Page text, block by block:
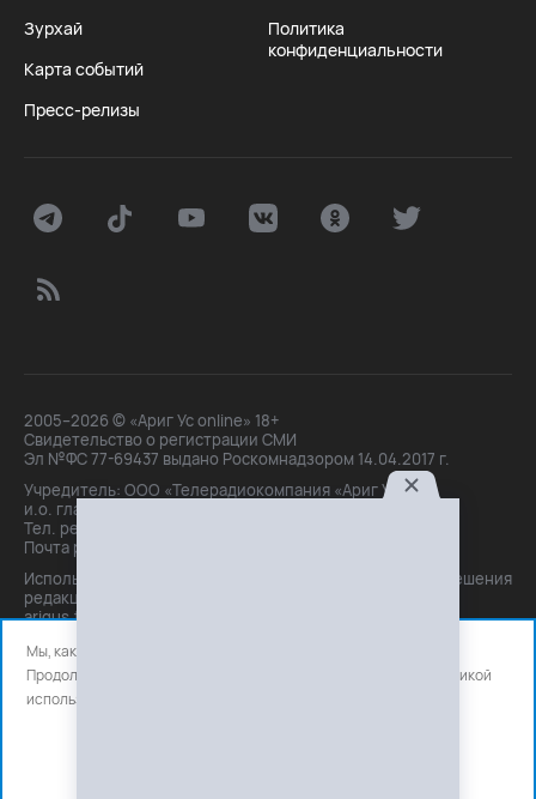
Зурхай
Карта событий
Пресс-релизы
Политика
конфиденциальности
2005–2026 © «Ариг Ус online» 18+
Свидетельство о регистрации СМИ
Эл №ФС 77-69437 выдано Роскомнадзором 14.04.2017 г.
Учредитель: ООО «Телерадиокомпания «Ариг Ус»,
и.о. главного редактора: Маханова О.Б.
Тел. peдakции: +7(3012)21-30-14,
Почта peдakции: editor@arigus.tv
Использование материалов только с письменного разрешения
редакции. При цитировании прямая активная ссылка на
arigus.tv обязательна.
Мы, как и все используем файлы cookie и сервисы аналитики.
Продолжая использовать сайт, вы соглашаетесь с нашей
политикой
использования